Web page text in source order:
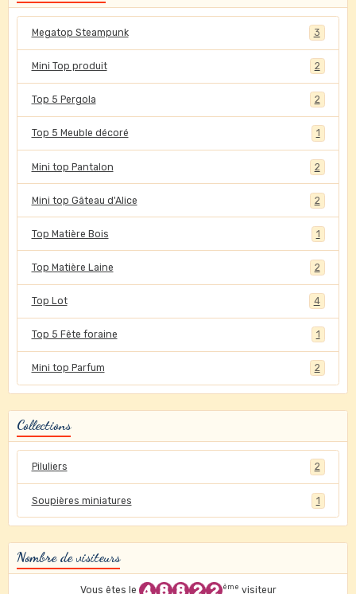
Megatop Steampunk 3
Mini Top produit 2
Top 5 Pergola 2
Top 5 Meuble décoré 1
Mini top Pantalon 2
Mini top Gâteau d'Alice 2
Top Matière Bois 1
Top Matière Laine 2
Top Lot 4
Top 5 Fête foraine 1
Mini top Parfum 2
Collections
Piluliers 2
Soupières miniatures 1
Nombre de visiteurs
Vous êtes le ème visiteur